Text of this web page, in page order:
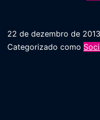
22 de dezembro de 2013
Categorizado como